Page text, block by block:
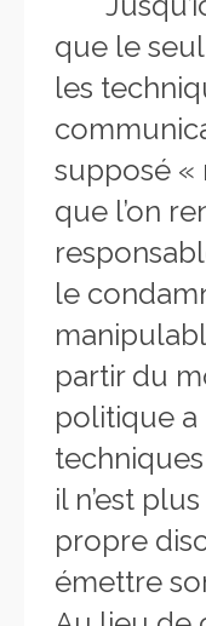
que le
les
supposé «
que l’on
le
partir du
politique a
il n’est
propre
émettre